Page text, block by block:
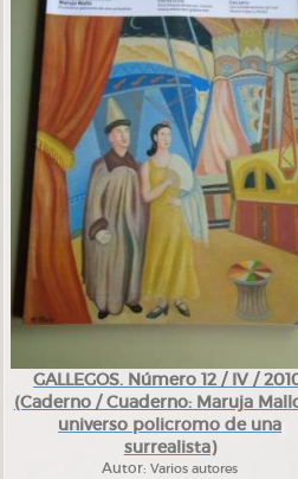
GALLEGOS. Número 12 / IV /
(Caderno / Cuaderno: Maruja
universo policromo de una
surrealista)
Autor:Varios autores